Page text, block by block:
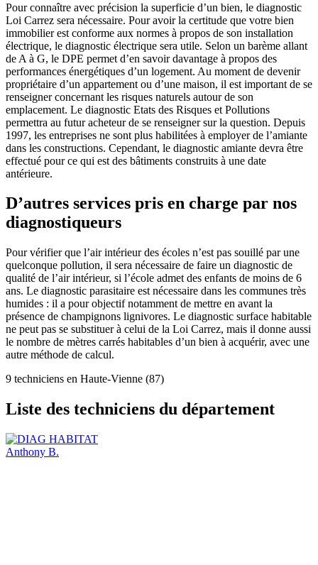
Pour connaître avec précision la superficie d’un bien, le diagnostic
Loi Carrez sera nécessaire. Pour avoir la certitude que votre bien
immobilier est conforme aux normes à propos de son installation
électrique, le diagnostic électrique sera utile. Selon un barème allant
de A à G, le DPE permet d’en savoir davantage à propos des
performances énergétiques d’un logement. Au moment de devenir
propriétaire d’un appartement ou d’une maison, il est important de se
renseigner concernant les risques naturels autour de son
emplacement. Le diagnostic Etats des Risques et Pollutions
permettra au futur acheteur de se renseigner sur la question. Depuis
1997, les entreprises ne sont plus habilitées à employer de l’amiante
dans les constructions. Cependant, le diagnostic amiante devra être
effectué pour ce qui est des bâtiments construits à une date
antérieure.
D’autres services pris en charge par nos
diagnostiqueurs
Pour vérifier que l’air intérieur des écoles n’est pas souillé par une
quelconque pollution, il sera nécessaire de faire un diagnostic de
qualité de l’air intérieur, si l’école admet des enfants de moins de 6
ans. Le diagnostic parasitaire est nécessaire dans les communes très
humides : il a pour objectif notamment de mettre en avant la
présence de champignons lignivores. Le diagnostic surface habitable
ne peut pas se substituer à celui de la Loi Carrez, mais il donne aussi
le nombre de mètres carrés habitables d’un bien à acquérir, avec une
autre méthode de calcul.
9 techniciens en Haute-Vienne (87)
Liste des techniciens du département
Anthony B.